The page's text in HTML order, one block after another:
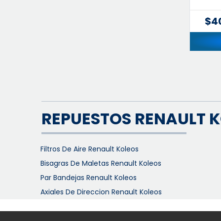
REPUESTOS RENAULT
Filtros De Aire Renault Koleos
Bisagras De Maletas Renault Koleos
Par Bandejas Renault Koleos
Axiales De Direccion Renault Koleos